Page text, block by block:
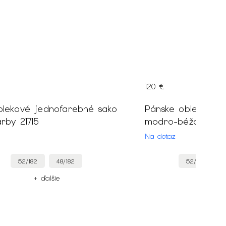
jednofarebné sako
21715
52/182 48/182
+ ďalšie
Pánske oblekové
Na dotaz
120 €
52/182